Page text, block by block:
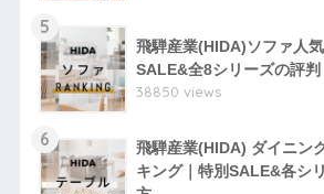
5
飛騨産業(HIDA)ソファ人
SALE&全8シリーズの評
38850 views
6
飛騨産業(HIDA) ダイニン
キング｜特別SALE&各シ